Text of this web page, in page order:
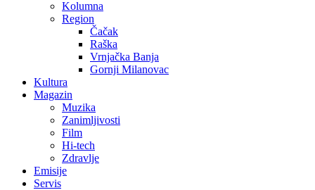
Kolumna
Region
Čačak
Raška
Vrnjačka Banja
Gornji Milanovac
Kultura
Magazin
Muzika
Zanimljivosti
Film
Hi-tech
Zdravlje
Emisije
Servis